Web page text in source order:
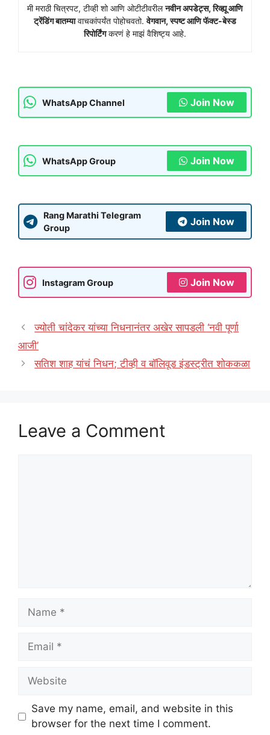
मी मराठी चित्रपट, टीव्ही शो आणि ओटीटीवरीलनवीन अपडेट्स, रिव्ह्यू आणि
ट्रेंडिंग बातम्यावाचकांपर्यंत पोहोचवतो.वेगवान, स्पष्ट आणि फॅक्ट-बेस्ड
रिपोर्टिंगकरणं हे माझं वैशिष्ट्य आहे.
WhatsApp Channel Join Now
WhatsApp Group Join Now
Rang Marathi Telegram
Group
Join Now
Instagram Group Join Now
ज्योती चांदेकर यांच्या निधनानंतर अखेर सापडली ‘नवी पूर्णा
आजी’
सतिश शाह यांचं निधन; टीव्ही व बॉलिवूड इंडस्ट्रीत शोककळा
Leave a Comment
Name
Email
Website
Save my name, email, and website in this
browser for the next time I comment.